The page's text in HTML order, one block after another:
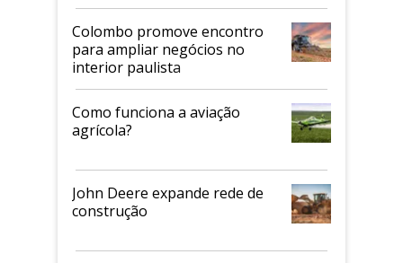
Colombo promove encontro
para ampliar negócios no
interior paulista
Como funciona a aviação
agrícola?
John Deere expande rede de
construção